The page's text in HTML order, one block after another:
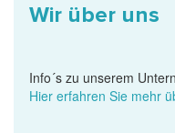
Wir über uns
Info´s zu unserem
Hier erfahren Sie mehr